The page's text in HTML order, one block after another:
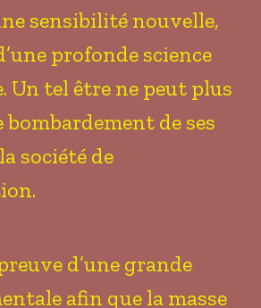
sensibilité nouvelle,
profonde science
Un tel être ne peut plus
de ses
société de
d’une grande
afin que la masse